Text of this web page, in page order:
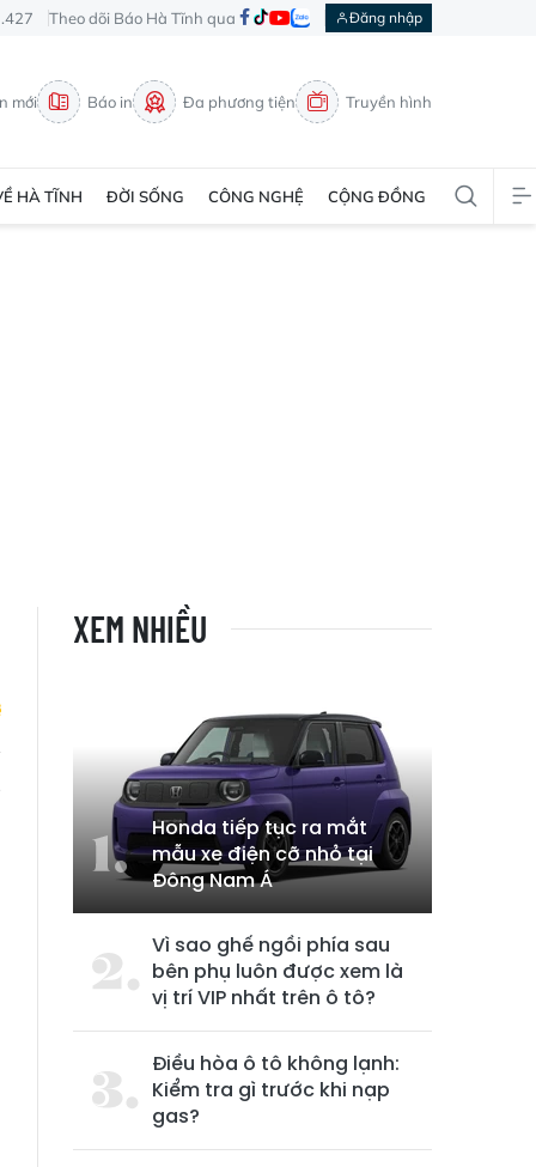
Theo dõi Báo Hà Tĩnh qua Đăng nhập
mới Báo in Đa phương tiện Truyền hình
HÀ TĨNH ĐỜI SỐNG CÔNG NGHỆ CỘNG ĐỒNG
XEM NHIỀU
Honda tiếp tục ra mắt
mẫu xe điện cỡ nhỏ tại
Đông Nam Á
Vì sao ghế ngồi phía sau
bên phụ luôn được xem là
vị trí VIP nhất trên ô tô?
Điều hòa ô tô không lạnh:
Kiểm tra gì trước khi nạp
gas?